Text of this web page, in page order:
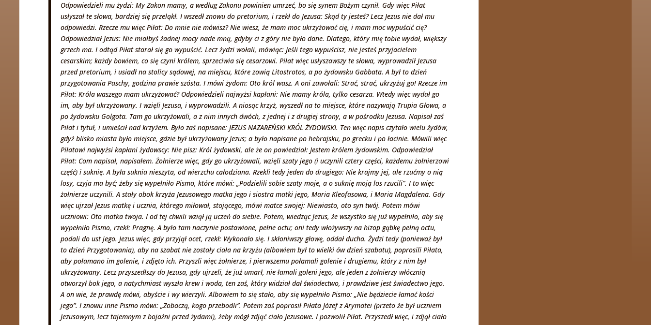
Odpowiedzieli mu żydzi: My Zakon mamy, a według Zakonu powinien umrzeć, bo się synem Bożym czynił. Gdy więc Piłat
usłyszał te słowa, bardziej się przeląkł. I wszedł znowu do pretorium, i rzekł do Jezusa: Skąd ty jesteś? Lecz Jezus nie dał mu
odpowiedzi. Rzecze mu więc Piłat: Do mnie nie mówisz? Nie wiesz, że mam moc ukrzyżować cię, i mam moc wypuścić cię?
Odpowiedział Jezus: Nie miałbyś żadnej mocy nade mną, gdyby ci z góry nie było dane. Dlatego, który mię tobie wydał, większy
grzech ma. I odtąd Piłat starał się go wypuścić. Lecz żydzi wołali, mówiąc: Jeśli tego wypuścisz, nie jesteś przyjacielem
cesarskim; każdy bowiem, co się czyni królem, sprzeciwia się cesarzowi. Piłat więc usłyszawszy te słowa, wyprowadził Jezusa
przed pretorium, i usiadł na stolicy sądowej, na miejscu, które zowią Litostrotos, a po żydowsku Gabbata. A był to dzień
przygotowania Paschy, godzina prawie szósta. I mówi żydom: Oto król wasz. A oni zawołali: Strać, strać, ukrzyżuj go! Rzecze im
Piłat: Króla waszego mam ukrzyżować? Odpowiedzieli najwyżsi kapłani: Nie mamy króla, tylko cesarza. Wtedy więc wydał go
im, aby był ukrzyżowany. I wzięli Jezusa, i wyprowadzili. A niosąc krzyż, wyszedł na to miejsce, które nazywają Trupia Głowa, a
po żydowsku Golgota. Tam go ukrzyżowali, a z nim innych dwóch, z jednej i z drugiej strony, a w pośrodku Jezusa. Napisał zaś
Piłat i tytuł, i umieścił nad krzyżem. Było zaś napisane: JEZUS NAZAREŃSKI KRÓL ŻYDOWSKI. Ten więc napis czytało wielu żydów,
gdyż blisko miasta było miejsce, gdzie był ukrzyżowany Jezus; a było napisane po hebrajsku, po grecku i po łacinie. Mówili więc
Piłatowi najwyżsi kapłani żydowscy: Nie pisz: Król żydowski, ale że on powiedział: Jestem królem żydowskim. Odpowiedział
Piłat: Com napisał, napisałem. Żołnierze więc, gdy go ukrzyżowali, wzięli szaty jego (i uczynili cztery części, każdemu żołnierzowi
część) i suknię. A była suknia nieszyta, od wierzchu całodziana. Rzekli tedy jeden do drugiego: Nie krajmy jej, ale rzućmy o nią
losy, czyja ma być; żeby się wypełniło Pismo, które mówi: „Podzielili sobie szaty moje, a o suknię moją los rzucili”. I to więc
żołnierze uczynili. A stały obok krzyża Jezusowego matka jego i siostra matki jego, Maria Kleofasowa, i Maria Magdalena. Gdy
więc ujrzał Jezus matkę i ucznia, którego miłował, stojącego, mówi matce swojej: Niewiasto, oto syn twój. Potem mówi
uczniowi: Oto matka twoja. I od tej chwili wziął ją uczeń do siebie. Potem, wiedząc Jezus, że wszystko się już wypełniło, aby się
wypełniło Pismo, rzekł: Pragnę. A było tam naczynie postawione, pełne octu; oni tedy włożywszy na hizop gąbkę pełną octu,
podali do ust jego. Jezus więc, gdy przyjął ocet, rzekł: Wykonało się. I skłoniwszy głowę, oddał ducha. Żydzi tedy (ponieważ był
to dzień Przygotowania), aby na szabat nie zostały ciała na krzyżu (albowiem był to wielki ów dzień szabatu), poprosili Piłata,
aby połamano im golenie, i zdjęto ich. Przyszli więc żołnierze, i pierwszemu połamali golenie i drugiemu, który z nim był
ukrzyżowany. Lecz przyszedłszy do Jezusa, gdy ujrzeli, że już umarł, nie łamali goleni jego, ale jeden z żołnierzy włócznią
otworzył bok jego, a natychmiast wyszła krew i woda, ten zaś, który widział dał świadectwo, i prawdziwe jest świadectwo jego.
A on wie, że prawdę mówi, abyście i wy wierzyli. Albowiem to się stało, aby się wypełniło Pismo: „Nie będziecie łamać kości
jego”. I znowu inne Pismo mówi: „Zobaczą, kogo przebodli”. Potem zaś poprosił Piłata Józef z Arymatei (przeto że był uczniem
Jezusowym, lecz tajemnym z bojaźni przed żydami), żeby mógł zdjąć ciało Jezusowe. I pozwolił Piłat. Przyszedł więc, i zdjął ciało